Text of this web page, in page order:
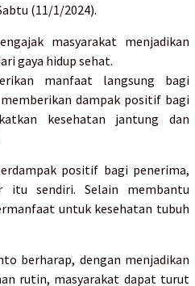
(11/1/2024).
masyarakat menjadikan
gaya hidup sehat.
manfaat langsung bagi
dampak positif bagi
kesehatan jantung dan
positif bagi penerima,
itu sendiri. Selain membantu
untuk kesehatan tubuh
berharap, dengan menjadikan
rutin, masyarakat dapat turut